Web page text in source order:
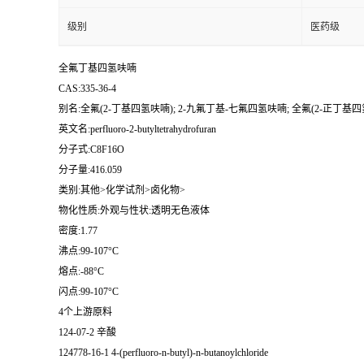
级别 医药级
全氟丁基四氢呋喃
CAS:335-36-4
别名:全氟(2-丁基四氢呋喃); 2-九氟丁基-七氟四氢呋喃; 全氟(2-正丁基四
英文名:perfluoro-2-butyltetrahydrofuran
分子式:C8F16O
分子量:416.059
类别:其他>化学试剂>卤化物>
物化性质:外观与性状:透明无色液体
密度:1.77
沸点:99-107°C
熔点:-88°C
闪点:99-107°C
4个上游原料
124-07-2 辛酸
124778-16-1 4-(perfluoro-n-butyl)-n-butanoylchloride